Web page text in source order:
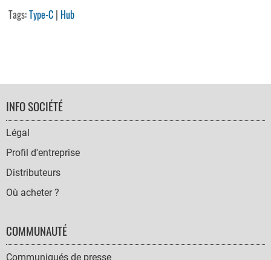
Tags:Type-C | Hub
FOOTER
NAVIGATION
INFO SOCIÉTÉ
Légal
Profil d'entreprise
Distributeurs
Où acheter ?
COMMUNAUTÉ
Communiqués de presse